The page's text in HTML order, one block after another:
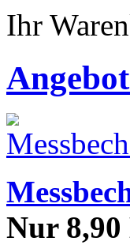
Ihr
Nur 8,90